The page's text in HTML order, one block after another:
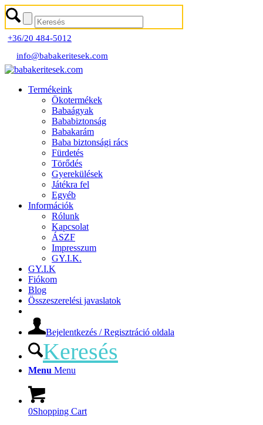
+36/20 484-5012
info@babakeritesek.com
Termékeink
Ökotermékek
Babaágyak
Bababiztonság
Babakarám
Baba biztonsági rács
Fürdetés
Törődés
Gyerekülések
Játékra fel
Egyéb
Információk
Rólunk
Kapcsolat
ÁSZF
Impresszum
GY.I.K.
GY.I.K
Fiókom
Blog
Összeszerelési javaslatok
Bejelentkezés / Regisztráció oldala
Keresés
Menu Menu
0Shopping Cart